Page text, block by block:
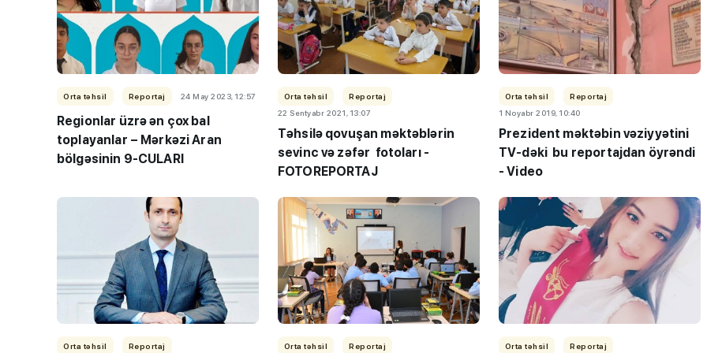
Orta təhsil Reportaj 24 May 2023, 12:57
Regionlar üzrə ən çox bal
toplayanlar – Mərkəzi Aran
bölgəsinin 9-CULARI
Orta təhsil
Reportaj
22 Sentyabr 2021, 13:07
Təhsilə qovuşan məktəblərin
sevinc və zəfər fotoları -
FOTOREPORTAJ
Orta təhsil
Reportaj
1 Noyabr 2019, 10:40
Prezident məktəbin vəziyyətini
TV-dəki bu reportajdan öyrəndi
- Video
Orta təhsil Reportaj Orta təhsil Reportaj Orta təhsil Reportaj
TİF “Maarifçi” tələbə-
məzunlarla görüş keçirib
"3-5 balı çatmadığı üçün
gələcəyin həkimi kimya
müəllimi olur"